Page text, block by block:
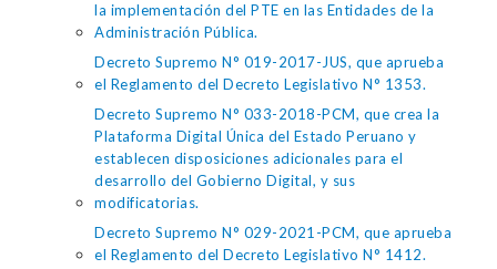
la implementación del PTE en las Entidades de la
Administración Pública.
Decreto Supremo N° 019-2017-JUS, que aprueba
el Reglamento del Decreto Legislativo N° 1353.
Decreto Supremo N° 033-2018-PCM, que crea la
Plataforma Digital Única del Estado Peruano y
establecen disposiciones adicionales para el
desarrollo del Gobierno Digital, y sus
modificatorias.
Decreto Supremo N° 029-2021-PCM, que aprueba
el Reglamento del Decreto Legislativo N° 1412.